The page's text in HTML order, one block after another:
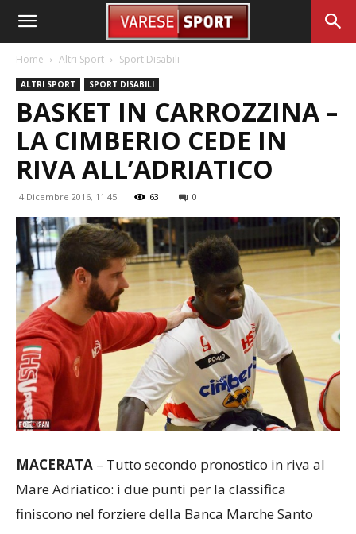
Home Altri Sport Sport Disabili
ALTRI SPORT SPORT DISABILI
BASKET IN CARROZZINA –
LA CIMBERIO CEDE IN
RIVA ALL’ADRIATICO
4 Dicembre 2016, 11:45 63 0
MACERATA – Tutto secondo pronostico in riva al
Mare Adriatico: i due punti per la classifica
finiscono nel forziere della Banca Marche Santo